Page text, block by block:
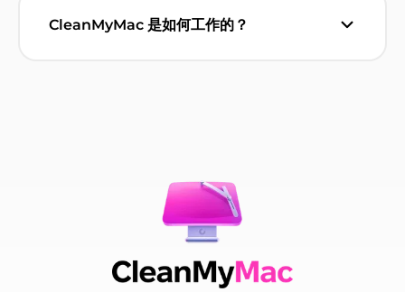
以购买订阅计划或一次性付款的计划。
CleanMyMac 是如何工作的？